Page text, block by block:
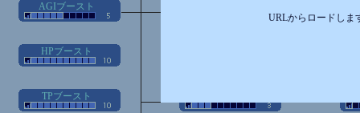
HPブースト
TPブースト
AGIブースト
URLからロードしま